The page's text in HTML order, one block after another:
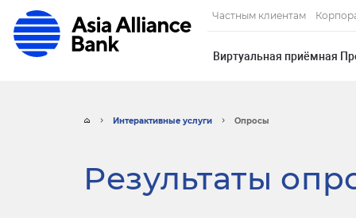
Частным клиентам
Виртуальная приёмная
Интерактивные услуги Опросы
Результаты